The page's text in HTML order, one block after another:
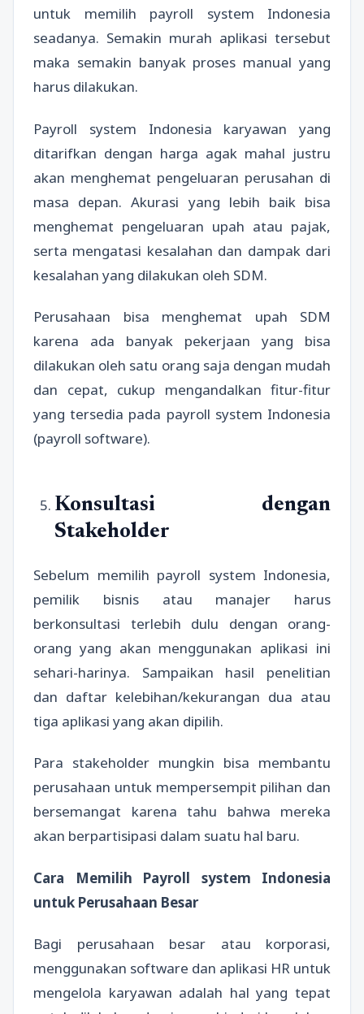
untuk memilih payroll system Indonesia
seadanya. Semakin murah aplikasi tersebut
maka semakin banyak proses manual yang
harus dilakukan.
Payroll system Indonesia karyawan yang
ditarifkan dengan harga agak mahal justru
akan menghemat pengeluaran perusahan di
masa depan. Akurasi yang lebih baik bisa
menghemat pengeluaran upah atau pajak,
serta mengatasi kesalahan dan dampak dari
kesalahan yang dilakukan oleh SDM.
Perusahaan bisa menghemat upah SDM
karena ada banyak pekerjaan yang bisa
dilakukan oleh satu orang saja dengan mudah
dan cepat, cukup mengandalkan fitur-fitur
yang tersedia pada payroll system Indonesia
(payroll software).
Konsultasi dengan
Stakeholder
Sebelum memilih payroll system Indonesia,
pemilik bisnis atau manajer harus
berkonsultasi terlebih dulu dengan orang-
orang yang akan menggunakan aplikasi ini
sehari-harinya. Sampaikan hasil penelitian
dan daftar kelebihan/kekurangan dua atau
tiga aplikasi yang akan dipilih.
Para stakeholder mungkin bisa membantu
perusahaan untuk mempersempit pilihan dan
bersemangat karena tahu bahwa mereka
akan berpartisipasi dalam suatu hal baru.
Cara Memilih Payroll system Indonesia
untuk Perusahaan Besar
Bagi perusahaan besar atau korporasi,
menggunakan software dan aplikasi HR untuk
mengelola karyawan adalah hal yang tepat